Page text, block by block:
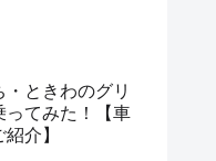
ときわのグリ
ってみた！【車
介】